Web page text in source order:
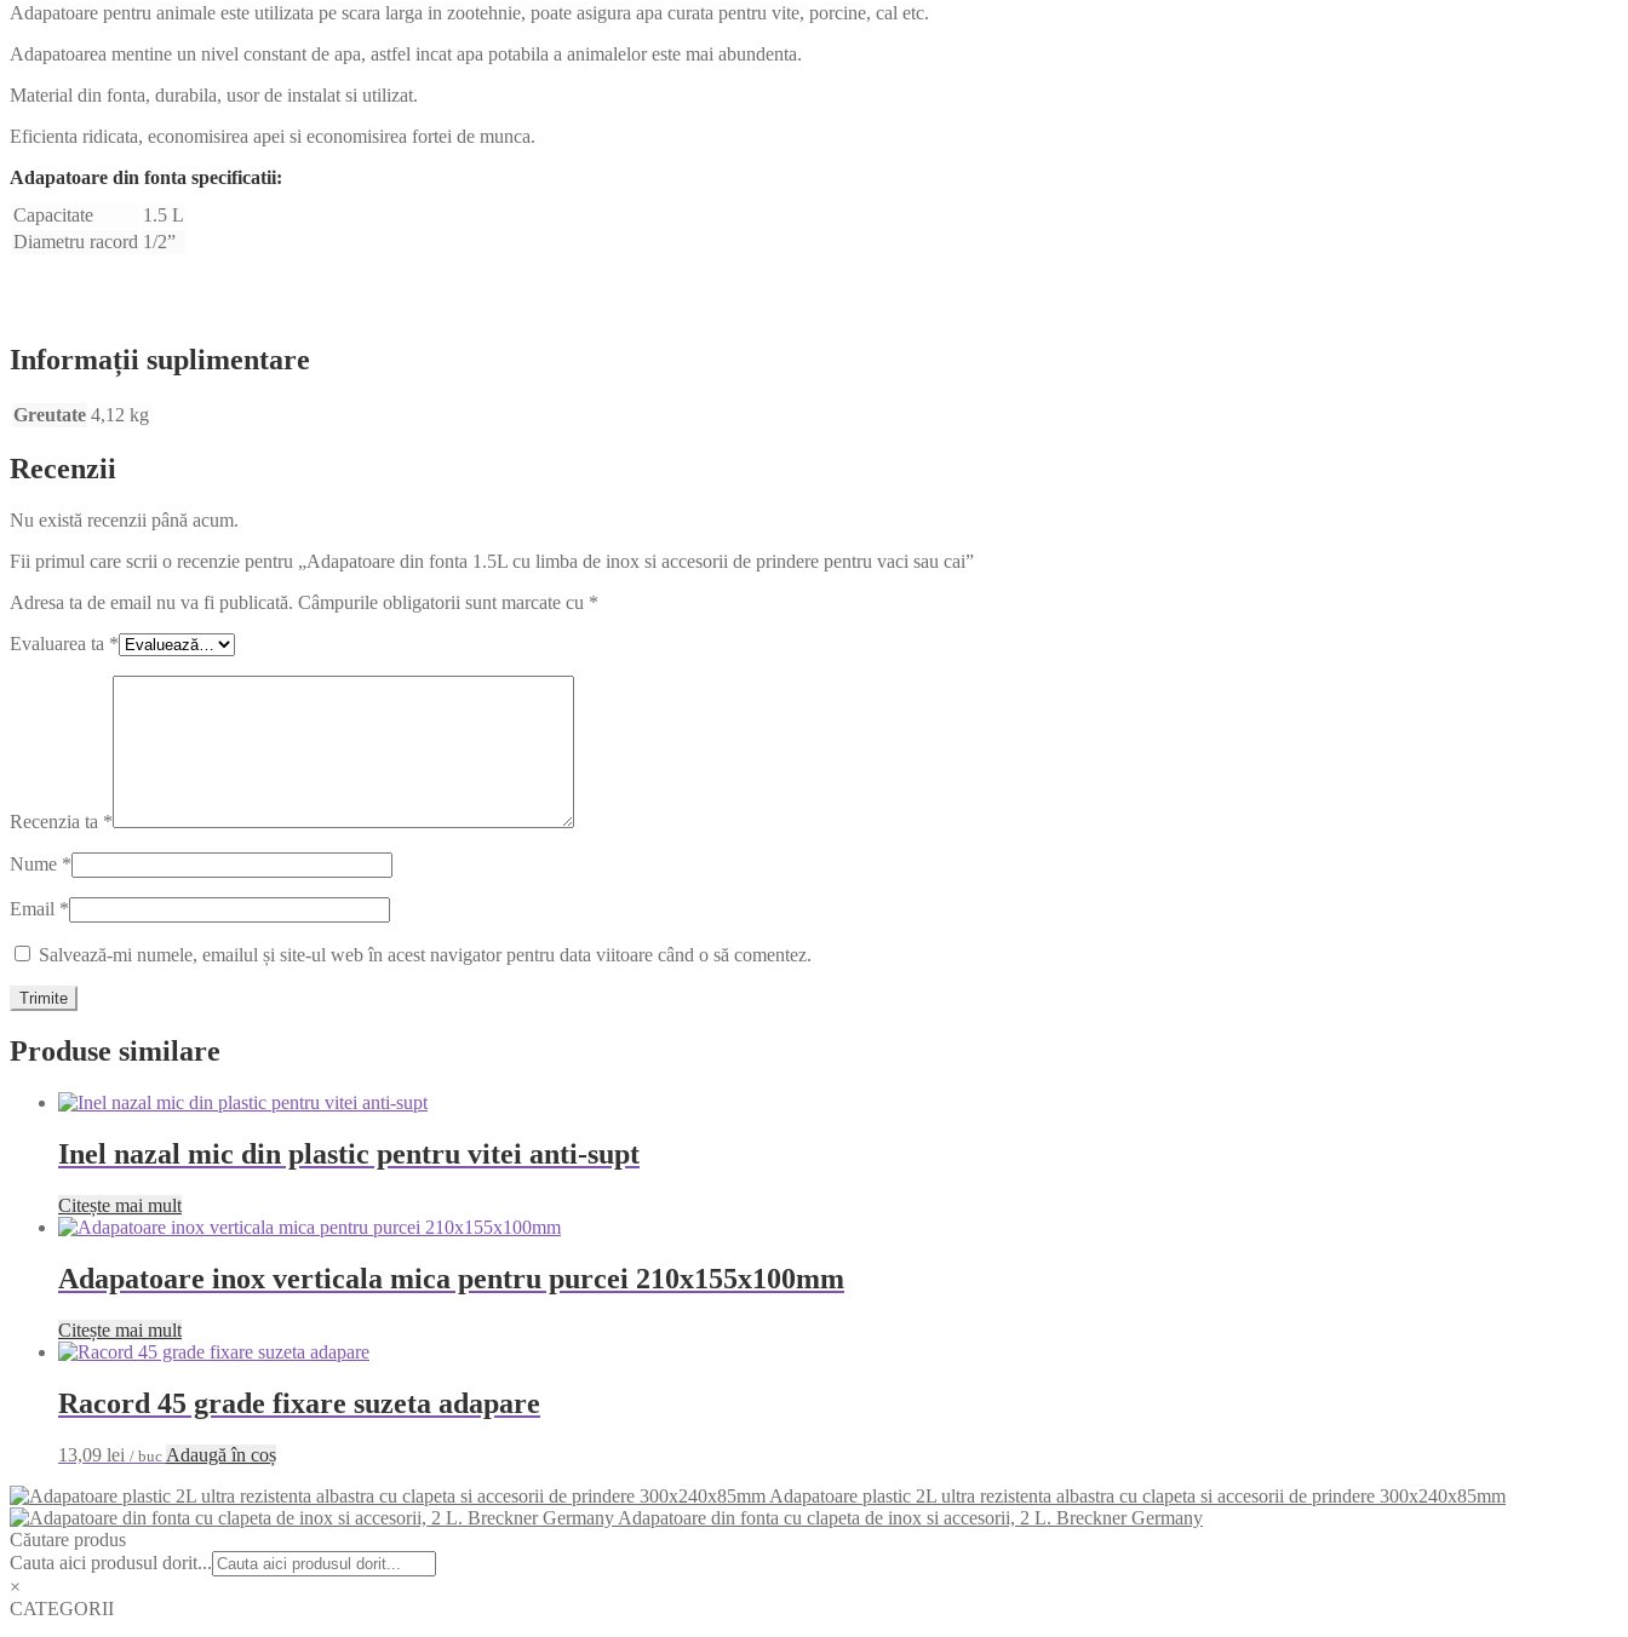
Adapatoare pentru animale este utilizata pe scara larga in zootehnie, poate asigura apa curata pentru vite, porcine, cal etc.
Adapatoarea mentine un nivel constant de apa, astfel incat apa potabila a animalelor este mai abundenta.
Material din fonta, durabila, usor de instalat si utilizat.
Eficienta ridicata, economisirea apei si economisirea fortei de munca.
Adapatoare din fonta specificatii:
Capacitate
1.5 L
Diametru racord 1/2”
Informații suplimentare
Greutate 4,12 kg
Recenzii
Nu există recenzii până acum.
Fii primul care scrii o recenzie pentru „Adapatoare din fonta 1.5L cu limba de inox si accesorii de prindere pentru vaci sau cai”
Adresa ta de email nu va fi publicată. Câmpurile obligatorii sunt marcate cu *
Evaluarea ta *
Recenzia ta *
Nume *
Email *
Salvează-mi numele, emailul și site-ul web în acest navigator pentru data viitoare când o să comentez.
Produse similare
Inel nazal mic din plastic pentru vitei anti-supt
Citește mai mult
Adapatoare inox verticala mica pentru purcei 210x155x100mm
Citește mai mult
Racord 45 grade fixare suzeta adapare
13,09 lei / buc Adaugă în coș
Adapatoare plastic 2L ultra rezistenta albastra cu clapeta si accesorii de prindere 300x240x85mm
Adapatoare din fonta cu clapeta de inox si accesorii, 2 L. Breckner Germany
Căutare produs
Cauta aici produsul dorit...
×
CATEGORII